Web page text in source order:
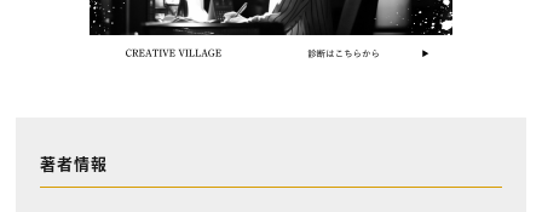
著者情報